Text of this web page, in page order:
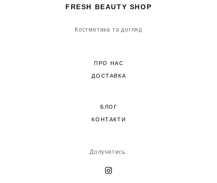
FRESH BEAUTY SHOP
Костметика та догляд
ПРО НАС
ДОСТАВКА
БЛОГ
КОНТАКТИ
Долучитись: